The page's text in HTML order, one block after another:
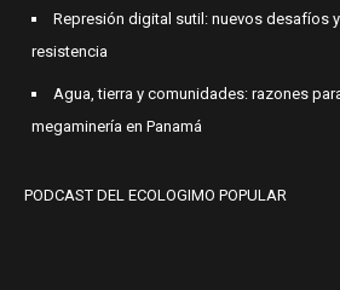
Represión digital sutil: nuevos desafíos
resistencia
Agua, tierra y comunidades: razones
megaminería en Panamá
PODCAST DEL ECOLOGIMO POPULAR